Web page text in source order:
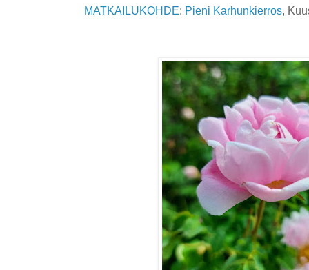
MATKAILUKOHDE: Pieni Karhunkierros ,